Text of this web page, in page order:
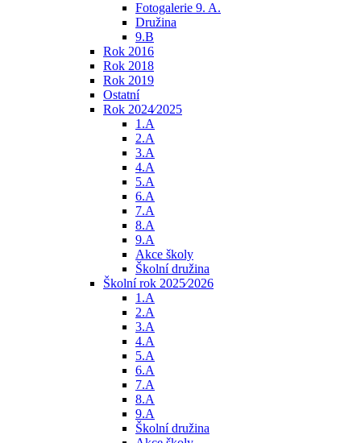
Fotogalerie 9. A.
Družina
9.B
Rok 2016
Rok 2018
Rok 2019
Ostatní
Rok 2024⁄2025
1.A
2.A
3.A
4.A
5.A
6.A
7.A
8.A
9.A
Akce školy
Školní družina
Školní rok 2025⁄2026
1.A
2.A
3.A
4.A
5.A
6.A
7.A
8.A
9.A
Školní družina